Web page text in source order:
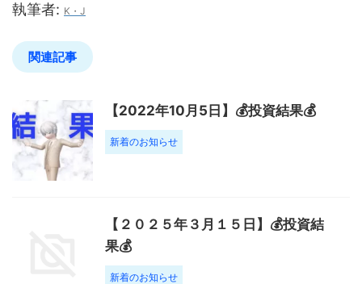
執筆者: K・J
関連記事
【2022年10月5日】💰投資結果💰
新着のお知らせ
【２０２５年３月１５日】💰投資結
果💰
新着のお知らせ